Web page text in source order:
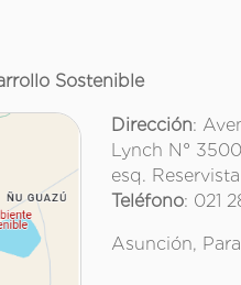
Sostenible
Dirección:
Lynch N°
esq.
Teléfono: 021
Asunción,